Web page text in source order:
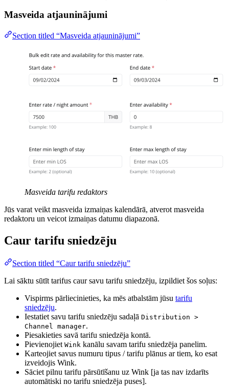
Masveida atjauninājumi
Section titled “Masveida atjauninājumi”
Masveida tarifu redaktors
Jūs varat veikt masveida izmaiņas kalendārā, atverot masveida
redaktoru un veicot izmaiņas datumu diapazonā.
Caur tarifu sniedzēju
Section titled “Caur tarifu sniedzēju”
Lai sāktu sūtīt tarifus caur savu tarifu sniedzēju, izpildiet šos soļus:
Vispirms pārliecinieties, ka mēs atbalstām jūsu tarifu
sniedzēju.
Iestatiet savu tarifu sniedzēju sadaļā Distribution >
Channel manager.
Piesakieties savā tarifu sniedzēja kontā.
Pievienojiet Wink kanālu savam tarifu sniedzēja panelim.
Karteojiet savus numuru tipus / tarifu plānus ar tiem, ko esat
izveidojis Wink.
Sāciet pilnu tarifu pārsūtīšanu uz Wink [ja tas nav izdarīts
automātiski no tarifu sniedzēja puses].